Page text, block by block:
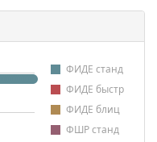
ФИДЕ станд
ФИДЕ быстр
ФИДЕ блиц
ФШР станд